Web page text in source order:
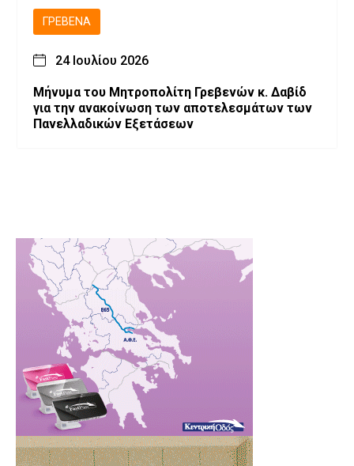
ΓΡΕΒΕΝΆ
24 Ιουλίου 2026
Μήνυμα του Μητροπολίτη Γρεβενών κ. Δαβίδ
για την ανακοίνωση των αποτελεσμάτων των
Πανελλαδικών Εξετάσεων